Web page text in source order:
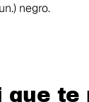
negro.
te